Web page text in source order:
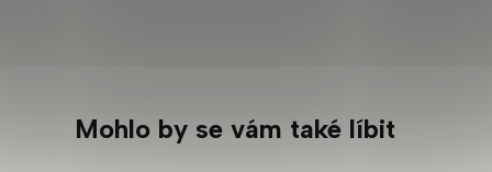
Mohlo by se vám také líbit